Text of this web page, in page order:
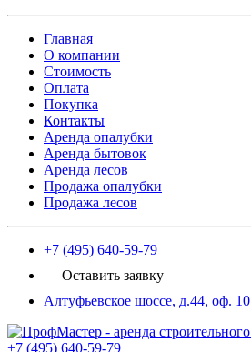
Главная
О компании
Стоимость
Оплата
Покупка
Контакты
Аренда опалубки
Аренда бытовок
Аренда лесов
Продажа опалубки
Продажа лесов
+7 (495) 640-59-79
Оставить заявку
Алтуфьевское шоссе, д.44, оф. 10
+7 (495) 640-59-79